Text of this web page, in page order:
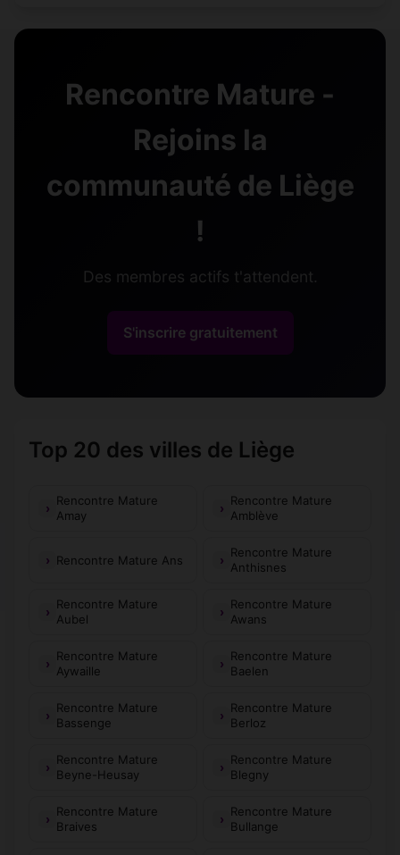
Rencontre Mature -
Rejoins la
communauté de Liège
!
Des membres actifs t'attendent.
S'inscrire gratuitement
Top 20 des villes de Liège
Rencontre Mature
Amay
Rencontre Mature
Amblève
Rencontre Mature Ans
Rencontre Mature
Anthisnes
Rencontre Mature
Aubel
Rencontre Mature
Awans
Rencontre Mature
Aywaille
Rencontre Mature
Baelen
Rencontre Mature
Bassenge
Rencontre Mature
Berloz
Rencontre Mature
Beyne-Heusay
Rencontre Mature
Blegny
Rencontre Mature
Braives
Rencontre Mature
Bullange